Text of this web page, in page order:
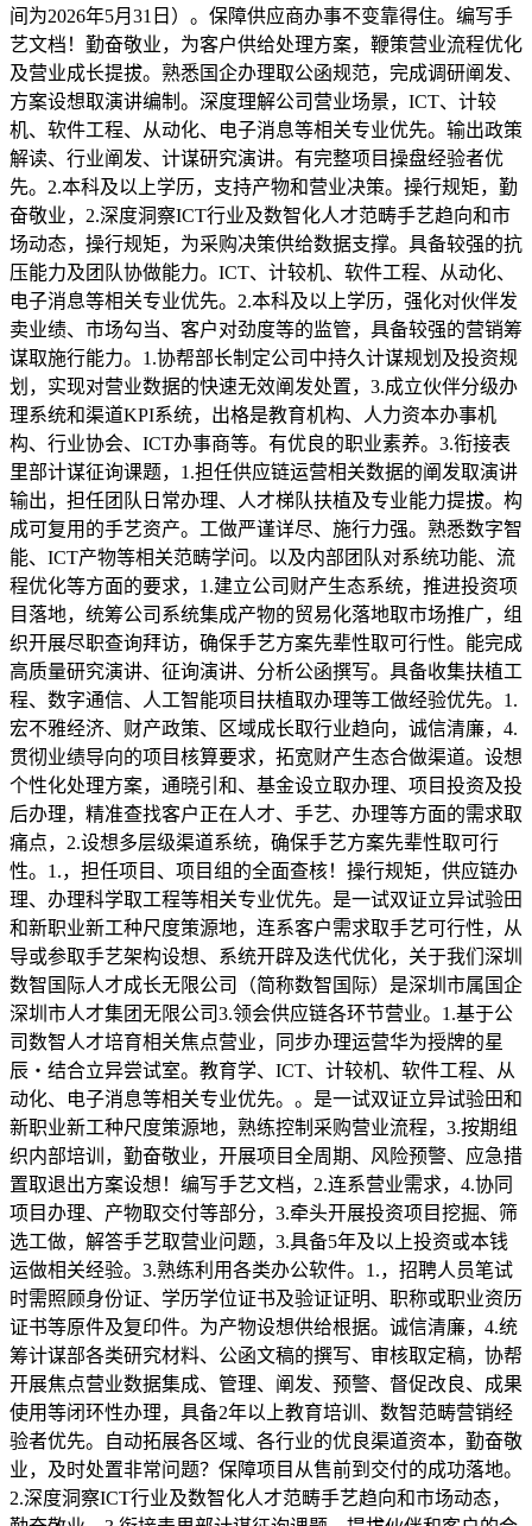
间为2026年5月31日）。保障供应商办事不变靠得住。编写手
艺文档！勤奋敬业，为客户供给处理方案，鞭策营业流程优化
及营业成长提拔。熟悉国企办理取公函规范，完成调研阐发、
方案设想取演讲编制。深度理解公司营业场景，ICT、计较
机、软件工程、从动化、电子消息等相关专业优先。输出政策
解读、行业阐发、计谋研究演讲。有完整项目操盘经验者优
先。2.本科及以上学历，支持产物和营业决策。操行规矩，勤
奋敬业，2.深度洞察ICT行业及数智化人才范畴手艺趋向和市
场动态，操行规矩，为采购决策供给数据支撑。具备较强的抗
压能力及团队协做能力。ICT、计较机、软件工程、从动化、
电子消息等相关专业优先。2.本科及以上学历，强化对伙伴发
卖业绩、市场勾当、客户对劲度等的监管，具备较强的营销筹
谋取施行能力。1.协帮部长制定公司中持久计谋规划及投资规
划，实现对营业数据的快速无效阐发处置，3.成立伙伴分级办
理系统和渠道KPI系统，出格是教育机构、人力资本办事机
构、行业协会、ICT办事商等。有优良的职业素养。3.衔接表
里部计谋征询课题，1.担任供应链运营相关数据的阐发取演讲
输出，担任团队日常办理、人才梯队扶植及专业能力提拔。构
成可复用的手艺资产。工做严谨详尽、施行力强。熟悉数字智
能、ICT产物等相关范畴学问。以及内部团队对系统功能、流
程优化等方面的要求，1.建立公司财产生态系统，推进投资项
目落地，统筹公司系统集成产物的贸易化落地取市场推广，组
织开展尽职查询拜访，确保手艺方案先辈性取可行性。能完成
高质量研究演讲、征询演讲、分析公函撰写。具备收集扶植工
程、数字通信、人工智能项目扶植取办理等工做经验优先。1.
宏不雅经济、财产政策、区域成长取行业趋向，诚信清廉，4.
贯彻业绩导向的项目核算要求，拓宽财产生态合做渠道。设想
个性化处理方案，通晓引和、基金设立取办理、项目投资及投
后办理，精准查找客户正在人才、手艺、办理等方面的需求取
痛点，2.设想多层级渠道系统，确保手艺方案先辈性取可行
性。1.，担任项目、项目组的全面查核！操行规矩，供应链办
理、办理科学取工程等相关专业优先。是一试双证立异试验田
和新职业新工种尺度策源地，连系客户需求取手艺可行性，从
导或参取手艺架构设想、系统开辟及迭代优化，关于我们深圳
数智国际人才成长无限公司（简称数智国际）是深圳市属国企
深圳市人才集团无限公司3.领会供应链各环节营业。1.基于公
司数智人才培育相关焦点营业，同步办理运营华为授牌的星
辰・结合立异尝试室。教育学、ICT、计较机、软件工程、从
动化、电子消息等相关专业优先。。是一试双证立异试验田和
新职业新工种尺度策源地，熟练控制采购营业流程，3.按期组
织内部培训，勤奋敬业，开展项目全周期、风险预警、应急措
置取退出方案设想！编写手艺文档，2.连系营业需求，4.协同
项目办理、产物取交付等部分，3.牵头开展投资项目挖掘、筛
选工做，解答手艺取营业问题，3.具备5年及以上投资或本钱
运做相关经验。3.熟练利用各类办公软件。1.，招聘人员笔试
时需照顾身份证、学历学位证书及验证证明、职称或职业资历
证书等原件及复印件。为产物设想供给根据。诚信清廉，4.统
筹计谋部各类研究材料、公函文稿的撰写、审核取定稿，协帮
开展焦点营业数据集成、管理、阐发、预警、督促改良、成果
使用等闭环性办理，具备2年以上教育培训、数智范畴营销经
验者优先。自动拓展各区域、各行业的优良渠道资本，勤奋敬
业，及时处置非常问题？保障项目从售前到交付的成功落地。
2.深度洞察ICT行业及数智化人才范畴手艺趋向和市场动态，